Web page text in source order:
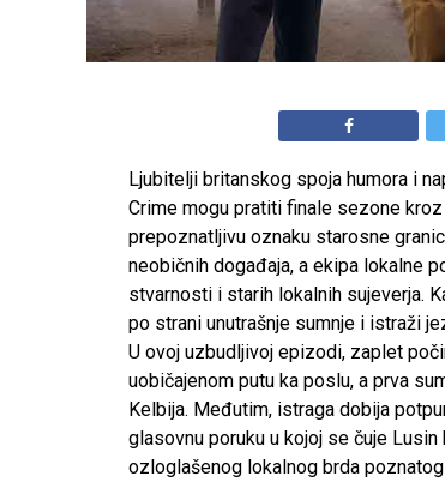
Ljubitelji britanskog spoja humora i
Crime mogu pratiti finale sezone
prepoznatljivu oznaku starosne
neobičnih događaja, a ekipa lokalne
stvarnosti i starih lokalnih sujeverja.
po strani unutrašnje sumnje i istraži
U ovoj uzbudljivoj epizodi, zaplet
uobičajenom putu ka poslu, a prva
Kelbija. Međutim, istraga dobija
glasovnu poruku u kojoj se čuje
ozloglašenog lokalnog brda